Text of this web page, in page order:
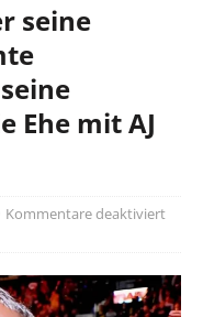
seine
Ehe mit AJ
Kommentare deaktiviert